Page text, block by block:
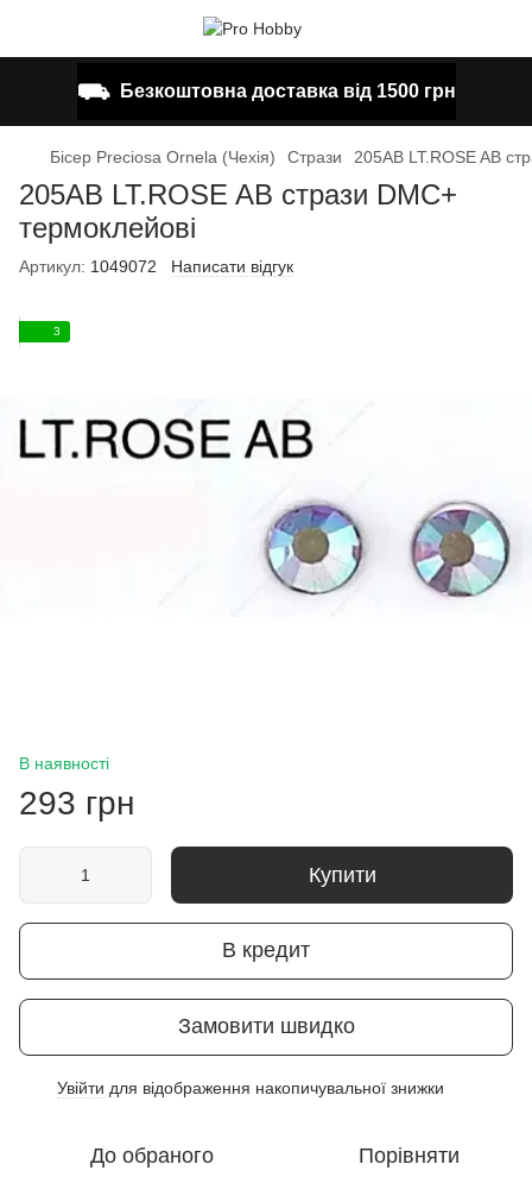
⛟ Безкоштовна доставка від 1500 грн
Бісер Preciosa Ornela (Чехія) Стрази 205AB LT.ROSE AB
205AB LT.ROSE AB стрази DMC+
термоклейові
Артикул: 1049072 Написати відгук
3
В наявності
293 грн
Купити
В кредит
Замовити швидко
Увійти для відображення накопичувальної знижки
До обраного Порівняти